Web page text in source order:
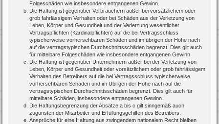
Folgeschäden wie insbesondere entgangenen Gewinn.
Die Haftung ist gegenüber Verbrauchern außer bei vorsätzlichem oder
grob fahrlässigem Verhalten oder bei Schäden aus der Verletzung von
Leben, Körper und Gesundheit und der Verletzung wesentlicher
Vertragspflichten (Kardinalpflichten) auf die bei Vertragsschluss
typischerweise vorhersehbaren Schäden und im übrigen der Höhe nach
auf die vertragstypischen Durchschnittsschäden begrenzt. Dies gilt auch
für mittelbare Folgeschäden wie insbesondere entgangenen Gewinn.
Die Haftung ist gegenüber Unternehmern außer bei der Verletzung von
Leben, Körper und Gesundheit oder vorsätzlichem oder grob fahrlässigem
Verhalten des Betreibers auf die bei Vertragsschluss typischerweise
vorhersehbaren Schäden und im Übrigen der Höhe nach auf die
vertragstypischen Durchschnittsschäden begrenzt. Dies gilt auch für
mittelbare Schäden, insbesondere entgangenen Gewinn.
Die Haftungsbegrenzung der Absätze a bis c gilt sinngemäß auch
zugunsten der Mitarbeiter und Erfüllungsgehilfen des Betreibers.
Ansprüche für eine Haftung aus zwingendem nationalem Recht bleiben